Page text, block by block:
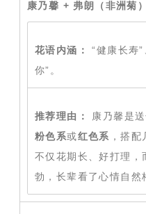
康乃馨 + 弗朗（非洲菊）
花语内涵：
“健康长寿
你”。
推荐理由：
康乃馨是
粉色系或红色系 ，搭
不仅花期长、好打理，
勃，长辈看了心情自然